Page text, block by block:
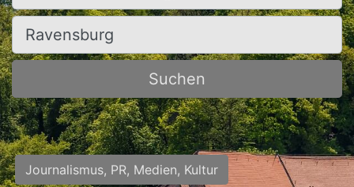
Ort, Stadt
Suchen
Journalismus, PR, Medien, Kultur